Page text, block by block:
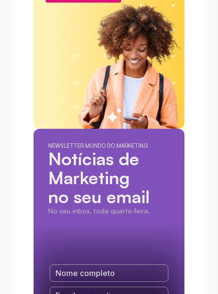
NEWSLETTER MUNDO DO MARKETING
Notícias de
Marketing
no seu email
No seu inbox, toda quarta-feira.